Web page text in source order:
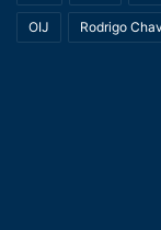
OIJ Rodrigo